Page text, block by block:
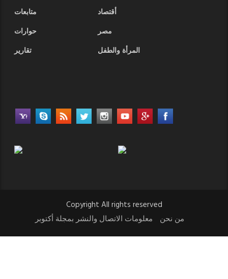
أقتصاد
متابعات
مصر
حوارات
المرأة والطفل
تقارير
Copyright All rights reserved
من نحن
معلومات الاتصال والنشر بمجلة أكتوبر